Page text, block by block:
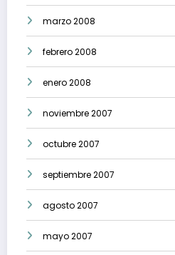
marzo 2008
febrero 2008
enero 2008
noviembre 2007
octubre 2007
septiembre 2007
agosto 2007
mayo 2007